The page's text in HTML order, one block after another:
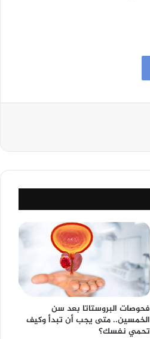
فحوصات البروستاتا بعد سن
الخمسين.. متى يجب أن تبدأ وكيف
تحمي نفسك؟